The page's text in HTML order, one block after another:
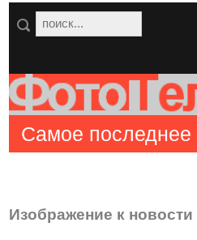
Самое последнее
Изображение к новости